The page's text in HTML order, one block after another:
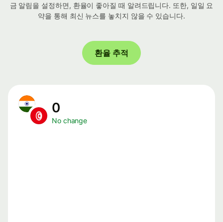
금 알림을 설정하면, 환율이 좋아질 때 알려드립니다. 또한, 일일 요
약을 통해 최신 뉴스를 놓치지 않을 수 있습니다.
환율 추적
0
No change